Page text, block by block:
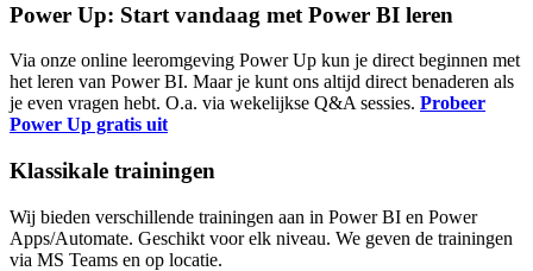
Power Up: Start vandaag met Power BI leren
Via onze online leeromgeving Power Up kun je direct beginnen met
het leren van Power BI. Maar je kunt ons altijd direct benaderen als
je even vragen hebt. O.a. via wekelijkse Q&A sessies. Probeer
Power Up gratis uit
Klassikale trainingen
Wij bieden verschillende trainingen aan in Power BI en Power
Apps/Automate. Geschikt voor elk niveau. We geven de trainingen
via MS Teams en op locatie.